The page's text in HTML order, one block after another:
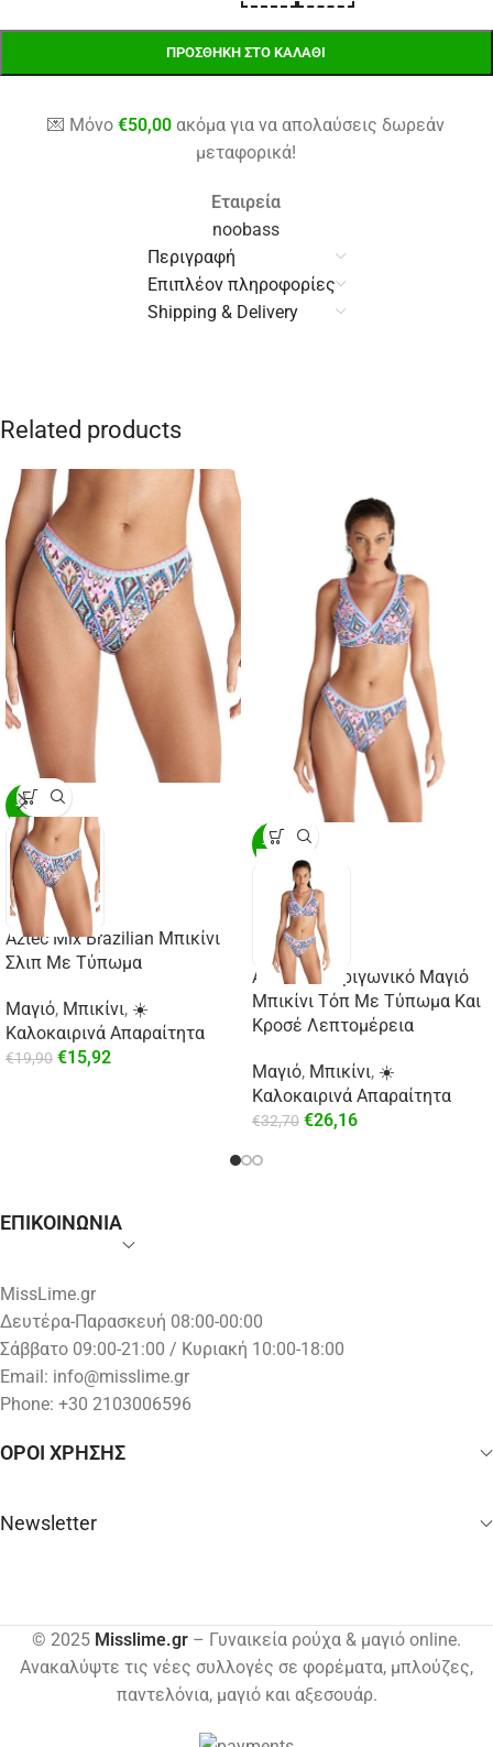
ΠΡΟΣΘΉΚΗ ΣΤΟ ΚΑΛΆΘΙ
💌 Μόνο€50,00 ακόμα για να απολαύσεις δωρεάν
μεταφορικά!
Εταιρεία
noobass
Περιγραφή
Επιπλέον πληροφορίες
Shipping & Delivery
Related products
-20%
Aztec Mix Brazilian Μπικίνι
Σλιπ Με Τύπωμα
Μαγιό, Μπικίνι, ☀️
Καλοκαιρινά Απαραίτητα
€19,90 €15,92
-20%
Aztec Mix Τριγωνικό Μαγιό
Μπικίνι Τόπ Με Τύπωμα Και
Κροσέ Λεπτομέρεια
Μαγιό, Μπικίνι, ☀️
Καλοκαιρινά Απαραίτητα
€32,70 €26,16
ΕΠΙΚΟΙΝΩΝΙΑ
MissLime.gr
Δευτέρα-Παρασκευή 08:00-00:00
Σάββατο 09:00-21:00 / Κυριακή 10:00-18:00
Email: info@misslime.gr
Phone: +30 2103006596
ΟΡΟΙ ΧΡΗΣΗΣ
Newsletter
© 2025 Misslime.gr – Γυναικεία ρούχα & μαγιό online.
Ανακαλύψτε τις νέες συλλογές σε φορέματα, μπλούζες,
παντελόνια, μαγιό και αξεσουάρ.